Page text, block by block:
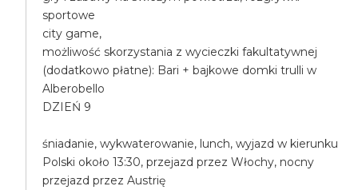
sportowe
city game,
możliwość skorzystania z wycieczki fakultatywnej
(dodatkowo płatne): Bari + bajkowe domki trulli w
Alberobello
DZIEŃ 9
śniadanie, wykwaterowanie, lunch, wyjazd w kierunku
Polski około 13:30, przejazd przez Włochy, nocny
przejazd przez Austrię